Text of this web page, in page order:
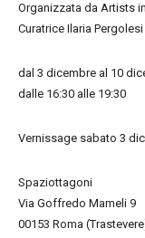
Organizzata da Artists
Curatrice Ilaria Pergolesi
dal 3 dicembre al 10
dalle 16:30 alle 19:30
Vernissage sabato 3
Spaziottagoni
Via Goffredo Mameli 9
00153 Roma